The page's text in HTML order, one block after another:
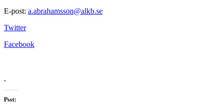
E-post: a.abrahamsson@alkb.se
Twitter
Facebook
Psst: